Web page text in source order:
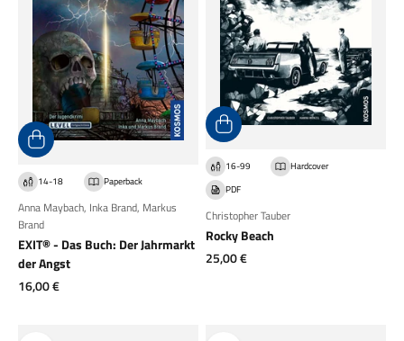
14-18 Paperback
Anna Maybach, Inka Brand, Markus
Brand
EXIT® - Das Buch: Der Jahrmarkt
der Angst
Angebot
16,00 €
16-99
Hardcover
PDF
Christopher Tauber
Rocky Beach
Angebot
25,00 €